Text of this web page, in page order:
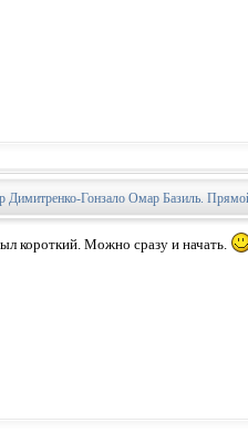
Димитренко-Гонзало Омар Базиль.
короткий. Можно сразу и начать.